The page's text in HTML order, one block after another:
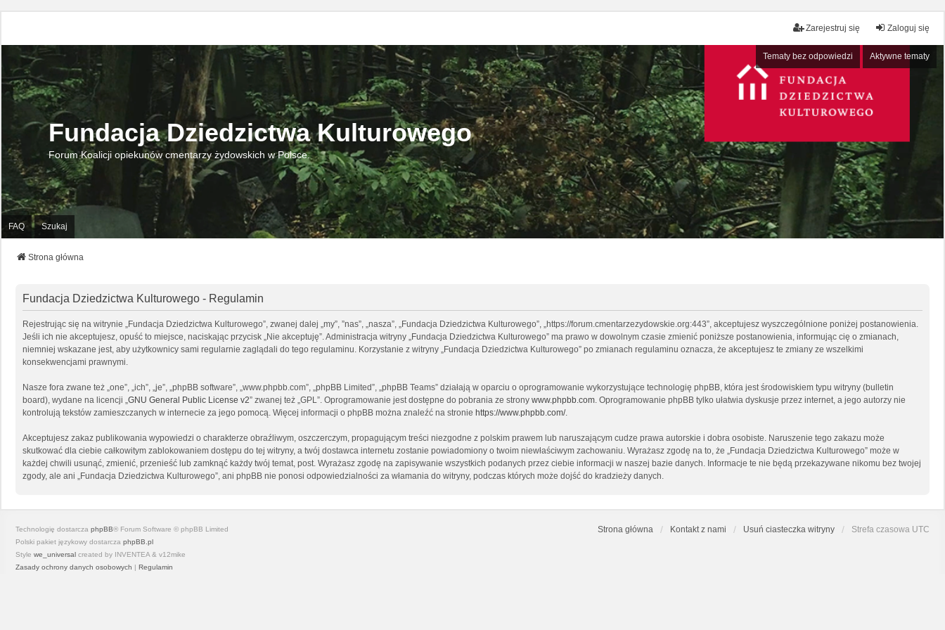
Zaloguj się
Zarejestruj się
Tematy bez odpowiedzi Aktywne tematy
Fundacja Dziedzictwa Kulturowego
Forum Koalicji opiekunów cmentarzy żydowskich w Polsce.
FAQ Szukaj
Strona główna
Fundacja Dziedzictwa Kulturowego - Regulamin
Rejestrując się na witrynie „Fundacja Dziedzictwa Kulturowego”, zwanej dalej „my”, ”nas”, „nasza”, „Fundacja Dziedzictwa Kulturowego”, „https://forum.cmentarzezydowskie.org:443”, akceptujesz wyszczególnione poniżej postanowienia.
Jeśli ich nie akceptujesz, opuść to miejsce, naciskając przycisk „Nie akceptuję”. Administracja witryny „Fundacja Dziedzictwa Kulturowego” ma prawo w dowolnym czasie zmienić poniższe postanowienia, informując cię o zmianach,
niemniej wskazane jest, aby użytkownicy sami regularnie zaglądali do tego regulaminu. Korzystanie z witryny „Fundacja Dziedzictwa Kulturowego” po zmianach regulaminu oznacza, że akceptujesz te zmiany ze wszelkimi
konsekwencjami prawnymi.
Nasze fora zwane też „one”, „ich”, „je”, „phpBB software”, „www.phpbb.com”, „phpBB Limited”, „phpBB Teams” działają w oparciu o oprogramowanie wykorzystujące technologię phpBB, która jest środowiskiem typu witryny (bulletin
board), wydane na licencji „GNU General Public License v2” zwanej też „GPL”. Oprogramowanie jest dostępne do pobrania ze strony www.phpbb.com. Oprogramowanie phpBB tylko ułatwia dyskusje przez internet, a jego autorzy nie
kontrolują tekstów zamieszczanych w internecie za jego pomocą. Więcej informacji o phpBB można znaleźć na stronie https://www.phpbb.com/.
Akceptujesz zakaz publikowania wypowiedzi o charakterze obraźliwym, oszczerczym, propagującym treści niezgodne z polskim prawem lub naruszającym cudze prawa autorskie i dobra osobiste. Naruszenie tego zakazu może
skutkować dla ciebie całkowitym zablokowaniem dostępu do tej witryny, a twój dostawca internetu zostanie powiadomiony o twoim niewłaściwym zachowaniu. Wyrażasz zgodę na to, że „Fundacja Dziedzictwa Kulturowego” może w
każdej chwili usunąć, zmienić, przenieść lub zamknąć każdy twój temat, post. Wyrażasz zgodę na zapisywanie wszystkich podanych przez ciebie informacji w naszej bazie danych. Informacje te nie będą przekazywane nikomu bez twojej
zgody, ale ani „Fundacja Dziedzictwa Kulturowego”, ani phpBB nie ponosi odpowiedzialności za włamania do witryny, podczas których może dojść do kradzieży danych.
Strona główna Kontakt z nami Usuń ciasteczka witryny Strefa czasowa UTC
Technologię dostarcza phpBB® Forum Software © phpBB Limited
Polski pakiet językowy dostarcza phpBB.pl
Style we_universal created by INVENTEA & v12mike
Zasady ochrony danych osobowych | Regulamin